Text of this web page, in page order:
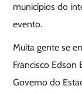
municípios do
evento.
Muita gente se
Francisco Edson
Governo do